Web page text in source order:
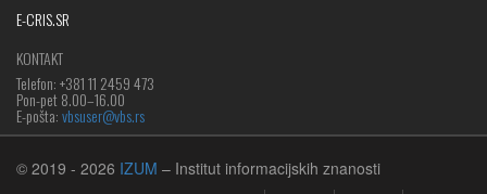
E-CRIS.SR
KONTAKT
Telefon: +381 11 2459 473
Pon-pet 8.00–16.00
E-pošta:vbsuser@vbs.rs
© 2019 - 2026 IZUM – Institut informacijskih znanosti